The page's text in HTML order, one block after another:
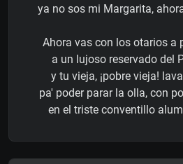
ya no sos mi Margarita,
Ahora vas con los otarios a
a un lujoso reservado del
y tu vieja, ¡pobre vieja!
pa' poder parar la olla, con
en el triste conventillo